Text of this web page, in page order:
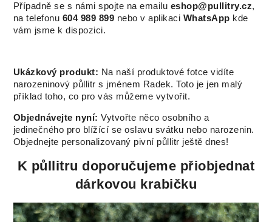
Případně se s námi spojte na emailu eshop@pullitry.cz,
na telefonu 604 989 899 nebo v aplikaci WhatsApp kde
vám jsme k dispozici.
Ukázkový produkt: Na naší produktové fotce vidíte
narozeninový půllitr s jménem Radek. Toto je jen malý
příklad toho, co pro vás můžeme vytvořit.
Objednávejte nyní: Vytvořte něco osobního a
jedinečného pro blížící se oslavu svátku nebo narozenin.
Objednejte personalizovaný pivní půllitr ještě dnes!
K půllitru doporučujeme přiobjednat
dárkovou krabičku